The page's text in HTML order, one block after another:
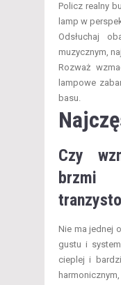
Policz realny
lamp w
Odsłuchaj
muzycznym,
Rozważ
lampowe
basu.
Czy
Nie ma jednej
gustu i
cieplej i